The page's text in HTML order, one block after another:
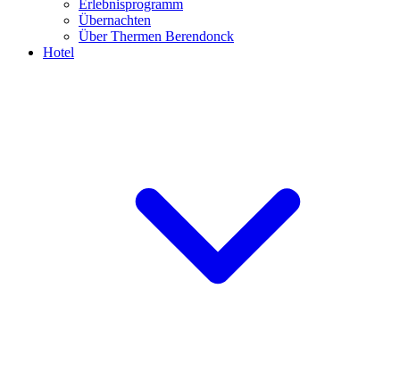
Erlebnisprogramm
Übernachten
Über Thermen Berendonck
Hotel